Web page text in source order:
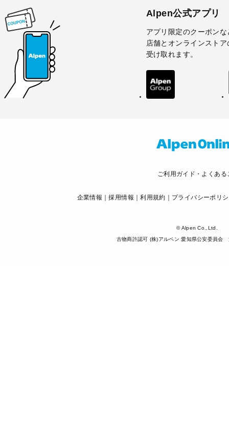
Alpen公式アプリ
アプリ限定のクーポンな
店舗とオンラインスト
受け取れます。
ご利用ガイド・よくある
企業情報 採用情報 利用規約 プライバシーポリ
© Alpen Co.,Ltd.
古物商許認可 (株)アルペン 愛知県公安委員